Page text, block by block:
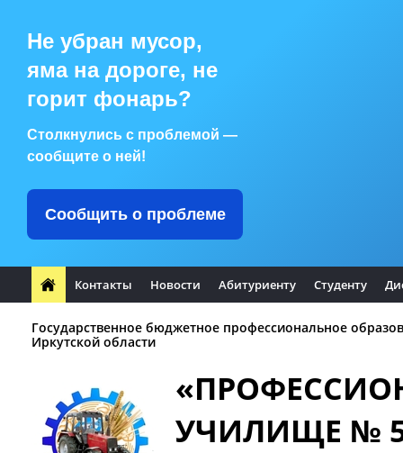
Не убран мусор,
яма на дороге, не
горит фонарь?
Столкнулись с проблемой —
сообщите о ней!
Сообщить о проблеме
Контакты Новости Абитуриенту Студенту
Государственное бюджетное профессиональное
Иркутской области
УЧИЛИЩЕ №